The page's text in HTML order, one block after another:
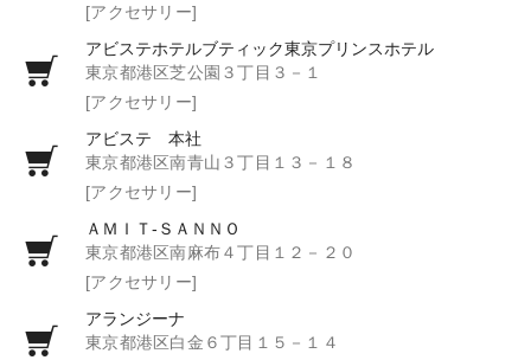
[アクセサリー]
アビステホテルブティック東京プリンスホテル
東京都港区芝公園３丁目３－１
[アクセサリー]
アビステ 本社
東京都港区南青山３丁目１３－１８
[アクセサリー]
ＡＭＩＴ‐ＳＡＮＮＯ
東京都港区南麻布４丁目１２－２０
[アクセサリー]
アランジーナ
東京都港区白金６丁目１５－１４